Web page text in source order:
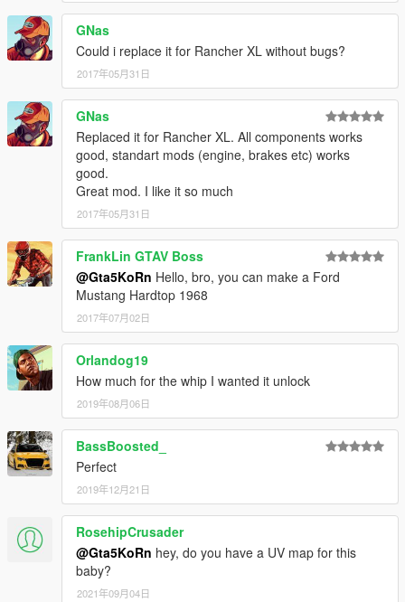
GNas
Could i replace it for Rancher XL without bugs?
2017年05月31日
GNas
Replaced it for Rancher XL. All components works
good, standart mods (engine, brakes etc) works
good.
Great mod. I like it so much
2017年05月31日
FrankLin GTAV Boss
@Gta5KoRn Hello, bro, you can make a Ford
Mustang Hardtop 1968
2017年07月02日
Orlandog19
How much for the whip I wanted it unlock
2019年08月06日
BassBoosted_
Perfect
2019年12月21日
RosehipCrusader
@Gta5KoRn hey, do you have a UV map for this
baby?
2021年09月04日